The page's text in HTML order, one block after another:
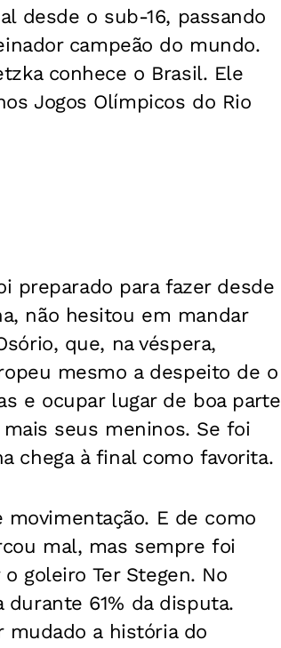
desde o sub-16, passando
campeão do mundo.
conhece o Brasil. Ele
Jogos Olímpicos do Rio
preparado para fazer desde
não hesitou em mandar
que, na véspera,
mesmo a despeito de o
e ocupar lugar de boa parte
seus meninos. Se foi
chega à final como favorita.
E de como
mal, mas sempre foi
goleiro Ter Stegen. No
61% da disputa.
mudado a história do